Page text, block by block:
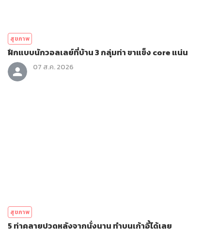
สุขภาพ
ฝึกแบบนักวอลเลย์ที่บ้าน 3 กลุ่มท่า ขาแข็ง core แน่น
07 ส.ค. 2026
สุขภาพ
5 ท่าคลายปวดหลังจากนั่งนาน ทำบนเก้าอี้ได้เลย